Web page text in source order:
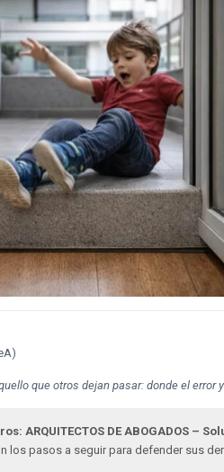
que otros dejan pasar: donde el
ARQUITECTOS DE ABOGADOS –
los pasos a seguir para defender sus